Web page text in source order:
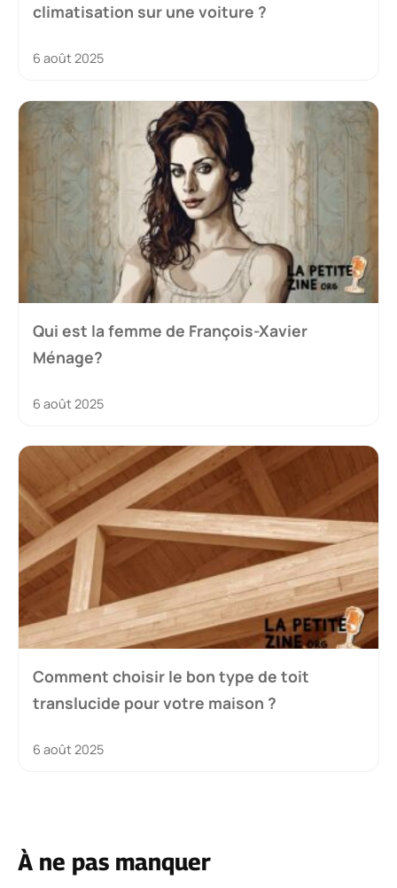
climatisation sur une voiture ?
6 août 2025
Qui est la femme de François-Xavier
Ménage?
6 août 2025
Comment choisir le bon type de toit
translucide pour votre maison ?
6 août 2025
À ne pas manquer